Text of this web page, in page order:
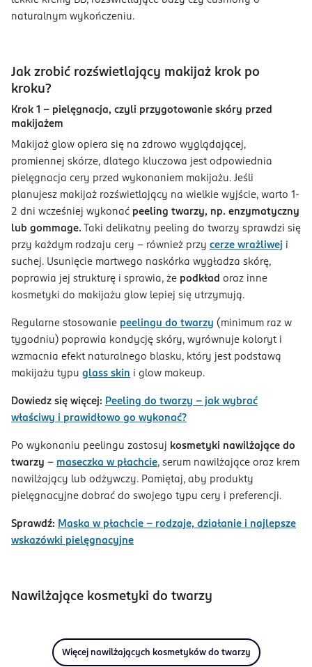
naturalnym wykończeniu.
Jak zrobić rozświetlający makijaż krok po
kroku?
Krok 1 - pielęgnacja, czyli przygotowanie skóry przed
makijażem
Makijaż glow opiera się na zdrowo wyglądającej,
promiennej skórze, dlatego kluczowa jest odpowiednia
pielęgnacja cery przed wykonaniem makijażu. Jeśli
planujesz makijaż rozświetlający na wielkie wyjście, warto 1-
2 dni wcześniej wykonać peeling twarzy, np. enzymatyczny
lub gommage. Taki delikatny peeling do twarzy sprawdzi się
przy każdym rodzaju cery – również przy cerze wrażliwej i
suchej. Usunięcie martwego naskórka wygładza skórę,
poprawia jej strukturę i sprawia, że podkład oraz inne
kosmetyki do makijażu glow lepiej się utrzymują.
Regularne stosowanie peelingu do twarzy (minimum raz w
tygodniu) poprawia kondycję skóry, wyrównuje koloryt i
wzmacnia efekt naturalnego blasku, który jest podstawą
makijażu typu glass skin i glow makeup.
Dowiedz się więcej: Peeling do twarzy – jak wybrać
właściwy i prawidłowo go wykonać?
Po wykonaniu peelingu zastosuj kosmetyki nawilżające do
twarzy – maseczka w płachcie, serum nawilżające oraz krem
nawilżający lub odżywczy. Pamiętaj, aby produkty
pielęgnacyjne dobrać do swojego typu cery i preferencji.
Sprawdź: Maska w płachcie – rodzaje, działanie i najlepsze
wskazówki pielęgnacyjne
Nawilżające kosmetyki do twarzy
Więcej nawilżających kosmetyków do twarzy